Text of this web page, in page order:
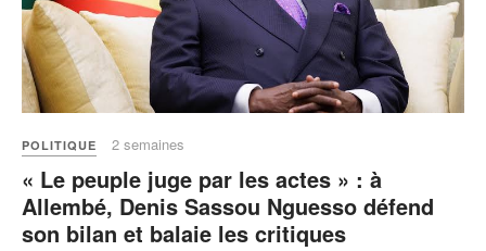
POLITIQUE 2 semaines
« Le peuple juge par les actes » : à
Allembé, Denis Sassou Nguesso défend
son bilan et balaie les critiques